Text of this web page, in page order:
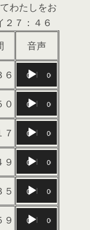
わたしをお
７：４６
音声
６
音
声
プ
レ
ー
ヤ
ー
00:00 00:00
０
音
声
プ
レ
ー
ヤ
ー
00:00 00:00
７
音
声
プ
レ
ー
ヤ
ー
00:00 00:00
９
音
声
プ
レ
ー
00:00 00:00
５
音
声
プ
00:00 00:00
９
音
00:00 00:00